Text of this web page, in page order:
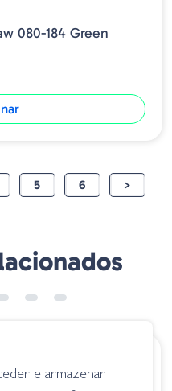
080-184 Green
5 6 >
Amostra
e armazenar